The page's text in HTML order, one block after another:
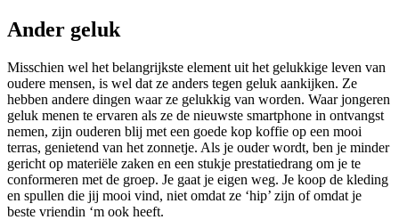
Ander geluk
Misschien wel het belangrijkste element uit het gelukkige leven van
oudere mensen, is wel dat ze anders tegen geluk aankijken. Ze
hebben andere dingen waar ze gelukkig van worden. Waar jongeren
geluk menen te ervaren als ze de nieuwste smartphone in ontvangst
nemen, zijn ouderen blij met een goede kop koffie op een mooi
terras, genietend van het zonnetje. Als je ouder wordt, ben je minder
gericht op materiële zaken en een stukje prestatiedrang om je te
conformeren met de groep. Je gaat je eigen weg. Je koop de kleding
en spullen die jij mooi vind, niet omdat ze ‘hip’ zijn of omdat je
beste vriendin ‘m ook heeft.